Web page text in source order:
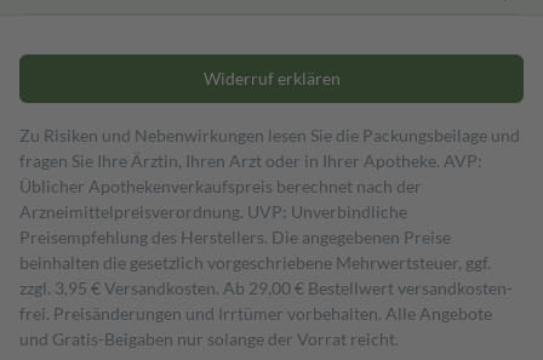
Widerruf erklären
Zu Risiken und Nebenwirkungen lesen Sie die Packungsbeilage und
fragen Sie Ihre Ärztin, Ihren Arzt oder in Ihrer Apotheke. AVP:
Üblicher Apothekenverkaufspreis berechnet nach der
Arzneimittelpreisverordnung. UVP: Unverbindliche
Preisempfehlung des Herstellers. Die angegebenen Preise
beinhalten die gesetzlich vorgeschriebene Mehrwertsteuer, ggf.
zzgl. 3,95 € Versandkosten. Ab 29,00 € Bestell­wert versand­kosten­
frei. Preisänderungen und Irrtümer vorbehalten. Alle Angebote
und Gratis-Beigaben nur solange der Vorrat reicht.